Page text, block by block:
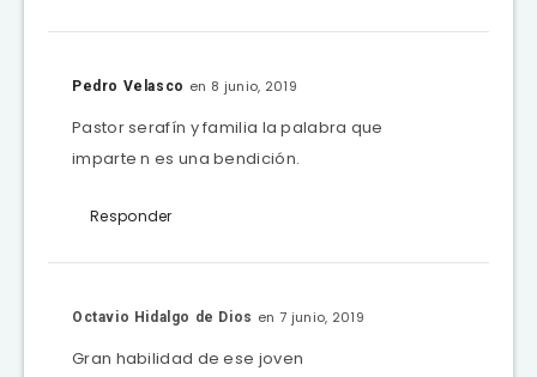
Pedro Velasco en 8 junio, 2019
Pastor serafín y familia la palabra que
imparte n es una bendición.
Responder
Octavio Hidalgo de Dios en 7 junio, 2019
Gran habilidad de ese joven